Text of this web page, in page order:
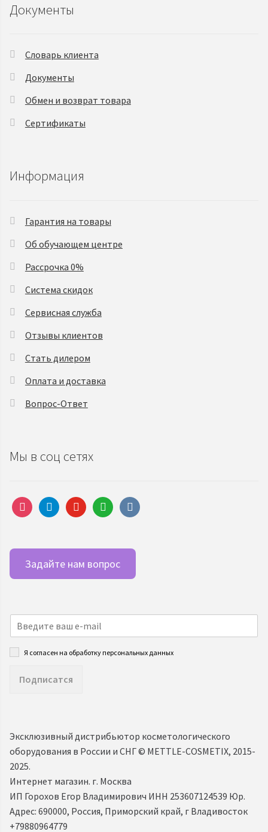
Документы
Словарь клиента
Документы
Обмен и возврат товара
Сертификаты
Информация
Гарантия на товары
Об обучающем центре
Рассрочка 0%
Система скидок
Сервисная служба
Отзывы клиентов
Стать дилером
Оплата и доставка
Вопрос-Ответ
Мы в соц сетях
instagramtelegramyoutubewhatsappvkontakte
Задайте нам вопрос
Я согласен на обработку персональных данных
Подписатся
Эксклюзивный дистрибьютор косметологического
оборудования в России и СНГ ©️ METTLE-COSMETIX, 2015-
2025.
Интернет магазин. г. Москва
ИП Горохов Егор Владимирович ИНН 253607124539 Юр.
Адрес: 690000, Россия, Приморский край, г Владивосток
+79880964779